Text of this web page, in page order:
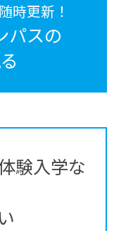
時更新！
パスの
験入学な